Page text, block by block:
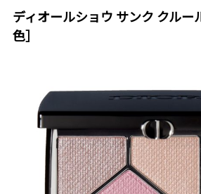
ディオールショウ サンク クルー
色］